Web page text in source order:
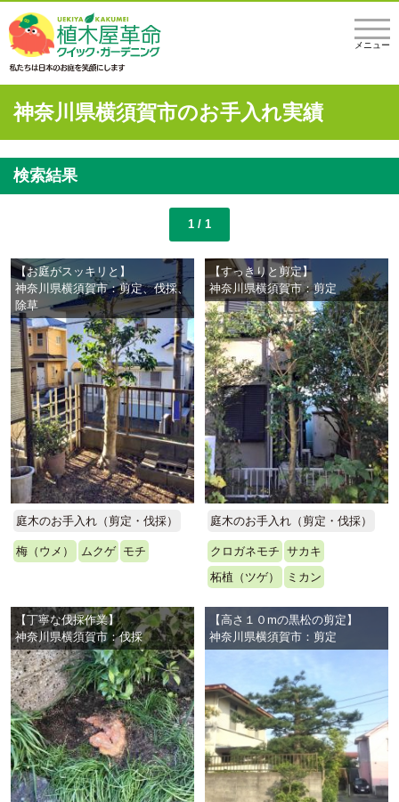
メニュー
神奈川県横須賀市のお手入れ実績
検索結果
1 / 1
【お庭がスッキリと】
神奈川県横須賀市：剪定、伐採、
除草
庭木のお手入れ（剪定・伐採）
梅（ウメ） ムクゲ モチ
【すっきりと剪定】
神奈川県横須賀市：剪定
庭木のお手入れ（剪定・伐採）
クロガネモチ
サカキ
柘植（ツゲ）
ミカン
【丁寧な伐採作業】
神奈川県横須賀市：伐採
【高さ１０mの黒松の剪定】
神奈川県横須賀市：剪定